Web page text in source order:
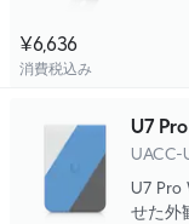
¥6,636
消費税込み
U7
UACC-
U7 Pro
せた外